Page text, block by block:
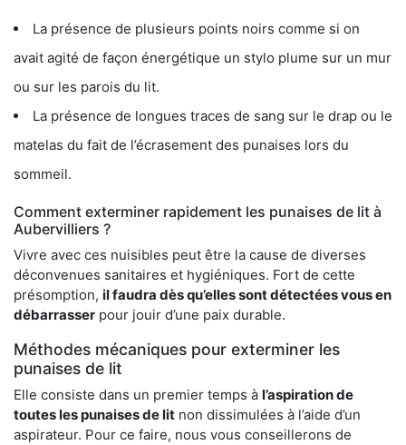
La présence de plusieurs points noirs comme si on
avait agité de façon énergétique un stylo plume sur un mur
ou sur les parois du lit.
La présence de longues traces de sang sur le drap ou le
matelas du fait de l’écrasement des punaises lors du
sommeil.
Comment exterminer rapidement les punaises de lit à
Aubervilliers ?
Vivre avec ces nuisibles peut être la cause de diverses
déconvenues sanitaires et hygiéniques. Fort de cette
présomption, il faudra dès qu’elles sont détectées vous en
débarrasser pour jouir d’une paix durable.
Méthodes mécaniques pour exterminer les
punaises de lit
Elle consiste dans un premier temps à l’aspiration de
toutes les punaises de lit non dissimulées à l’aide d’un
aspirateur. Pour ce faire, nous vous conseillerons de